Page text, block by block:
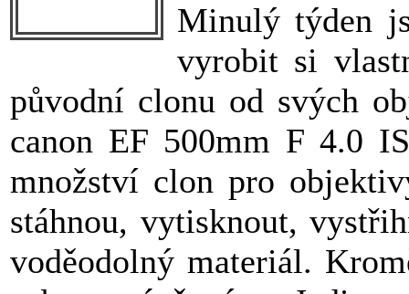
Minulý týden
vyrobit si
původní clonu od svých
canon EF 500mm F 4.0
množství clon pro
stáhnou, vytisknout,
voděodolný materiál.